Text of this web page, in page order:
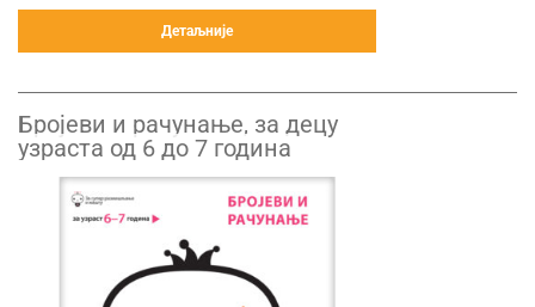
Детаљније
Бројеви и рачунање, за децу
узраста од 6 до 7 година